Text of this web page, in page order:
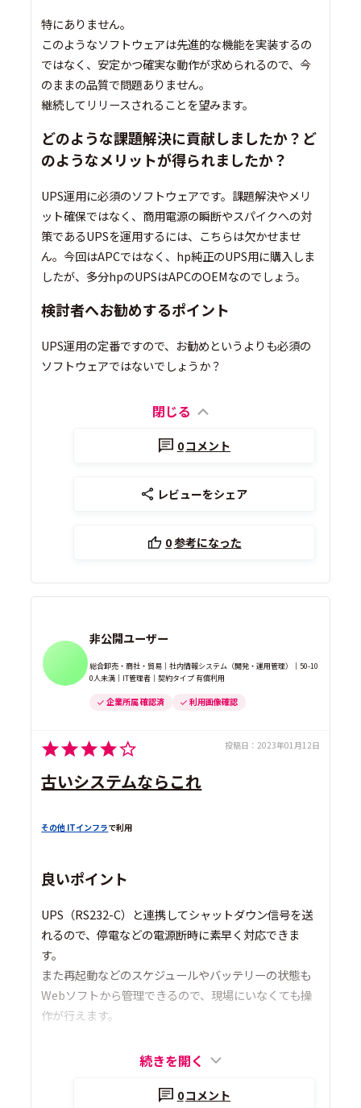
特にありません。
このようなソフトウェアは先進的な機能を実装するの
ではなく、安定かつ確実な動作が求められるので、今
のままの品質で問題ありません。
継続してリリースされることを望みます。
どのような課題解決に貢献しましたか？ど
のようなメリットが得られましたか？
UPS運用に必須のソフトウェアです。課題解決やメリ
ット確保ではなく、商用電源の瞬断やスパイクへの対
策であるUPSを運用するには、こちらは欠かせませ
ん。今回はAPCではなく、hp純正のUPS用に購入しま
したが、多分hpのUPSはAPCのOEMなのでしょう。
検討者へお勧めするポイント
UPS運用の定番ですので、お勧めというよりも必須の
ソフトウェアではないでしょうか？
閉じる
0コメント
レビューをシェア
0参考になった
非公開ユーザー
総合卸売・商社・貿易｜社内情報システム（開発・運用管理）｜50-10
0人未満｜IT管理者｜契約タイプ 有償利用
企業所属 確認済 利用画像確認
投稿日： 2023年01月12日
古いシステムならこれ
その他 ITインフラで利用
良いポイント
UPS（RS232-C）と連携してシャットダウン信号を送
れるので、停電などの電源断時に素早く対応できま
す。
また再起動などのスケジュールやバッテリーの状態も
Webソフトから管理できるので、現場にいなくても操
作が行えます。
続きを開く
0コメント